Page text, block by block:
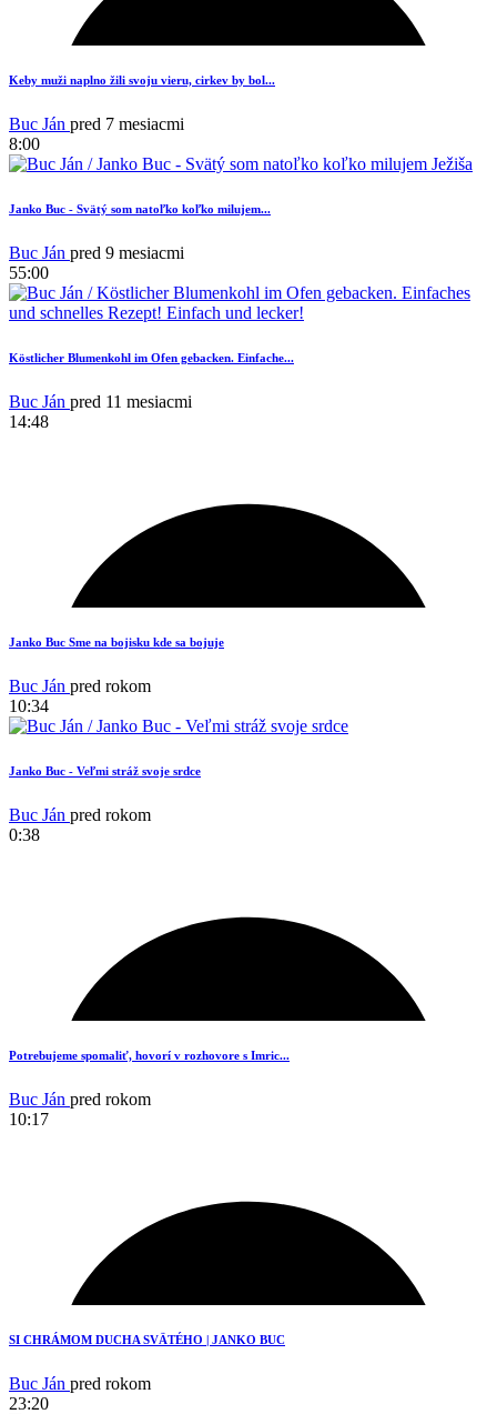
1
1
Keby muži naplno žili svoju vieru, cirkev by bol...
Buc Ján pred 7 mesiacmi
8:00
Janko Buc - Svätý som natoľko koľko milujem...
Buc Ján pred 9 mesiacmi
55:00
Köstlicher Blumenkohl im Ofen gebacken. Einfache...
Buc Ján pred 11 mesiacmi
14:48
Janko Buc Sme na bojisku kde sa bojuje
Buc Ján pred rokom
10:34
Janko Buc - Veľmi stráž svoje srdce
Buc Ján pred rokom
0:38
2
Potrebujeme spomaliť, hovorí v rozhovore s Imric...
Buc Ján pred rokom
10:17
SI CHRÁMOM DUCHA SVÄTÉHO | JANKO BUC
Buc Ján pred rokom
23:20